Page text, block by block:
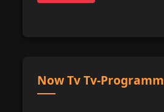
Now Tv Tv-Programm